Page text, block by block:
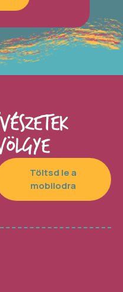
Töltsd le a
mobilodra